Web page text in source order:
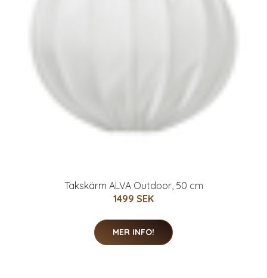
Takskärm ALVA Outdoor, 50 cm
1499 SEK
MER INFO!